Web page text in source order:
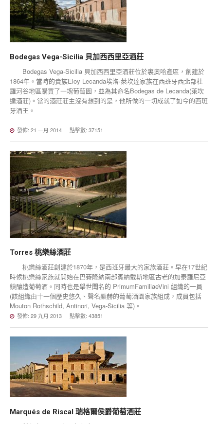
Bodegas Vega-Sicilia 貝加西西里亞酒莊
Bodegas Vega-Sicilia 貝加西西里亞酒莊位於裏奧哈產區，創建於
1864年。當時的貴族Eloy Lecanda埃洛·萊坎達家族在西班牙西北部杜
羅河谷地區購買了一塊葡萄園，並為其命名Bodegas de Lecanda(萊坎
達酒莊)。當的酒莊莊主沒有想到的是，他所做的一切成就了如今的西班
牙酒王。
發佈: 21 一月 2014 點擊數: 37151
Torres 桃樂絲酒莊
桃樂絲酒莊創建於1870年，是西班牙最大的家族酒莊。早在17世紀
時候桃樂絲家族就開始在巴賽隆納南部賓納戴斯地區古老的加泰羅尼亞
鎮釀造葡萄酒。同時也是舉世聞名的 PrimumFamiliaeVini 組織的一員
(該組織由十一個歷史悠久、聲名顯赫的葡萄酒園家族組成，成員包括
Mouton Rothschild, Antinori, Vega-Sicilia 等)。
發佈: 29 九月 2013 點擊數: 43851
Marqués de Riscal 瑞格爾侯爵葡萄酒莊